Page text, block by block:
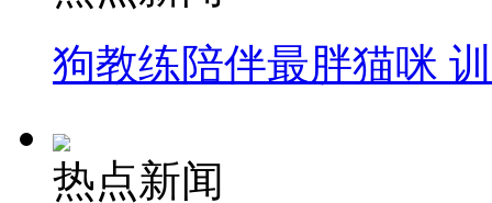
狗教练陪伴最胖猫咪
热点新闻